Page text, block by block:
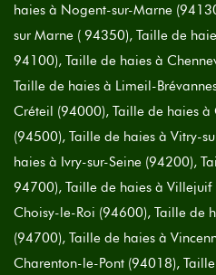
haies à Nogent-sur-Marne
sur Marne ( 94350), Taille de
94100), Taille de haies à
Taille de haies à Limeil-
Créteil (94000), Taille de haies
(94500), Taille de haies à Vitry-
haies à Ivry-sur-Seine (94200),
94700), Taille de haies à
Choisy-le-Roi (94600), Taille de
(94700), Taille de haies à
Charenton-le-Pont (94018),